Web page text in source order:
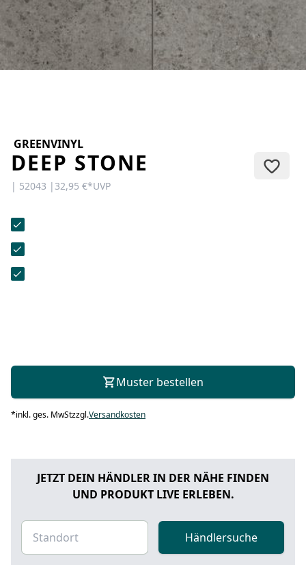
KONTAKT
Sie haben Fragen oder wünschen
eine persönliche Beratung?
Unser Team ist für Sie da –
unser Kontaktformular.
GREENVINYL
DEEP STONE
| 52043 |32,95 €*UVP
Muster bestellen
*inkl. ges. MwStzzgl.Versandkosten
JETZT DEIN HÄNDLER IN DER NÄHE FINDEN
UND PRODUKT LIVE ERLEBEN.
Händlersuche